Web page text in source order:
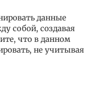
данные
собой, создавая
что в данном
не учитывая